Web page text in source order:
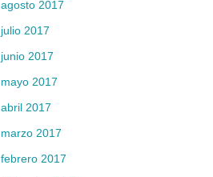
agosto 2017
julio 2017
junio 2017
mayo 2017
abril 2017
marzo 2017
febrero 2017